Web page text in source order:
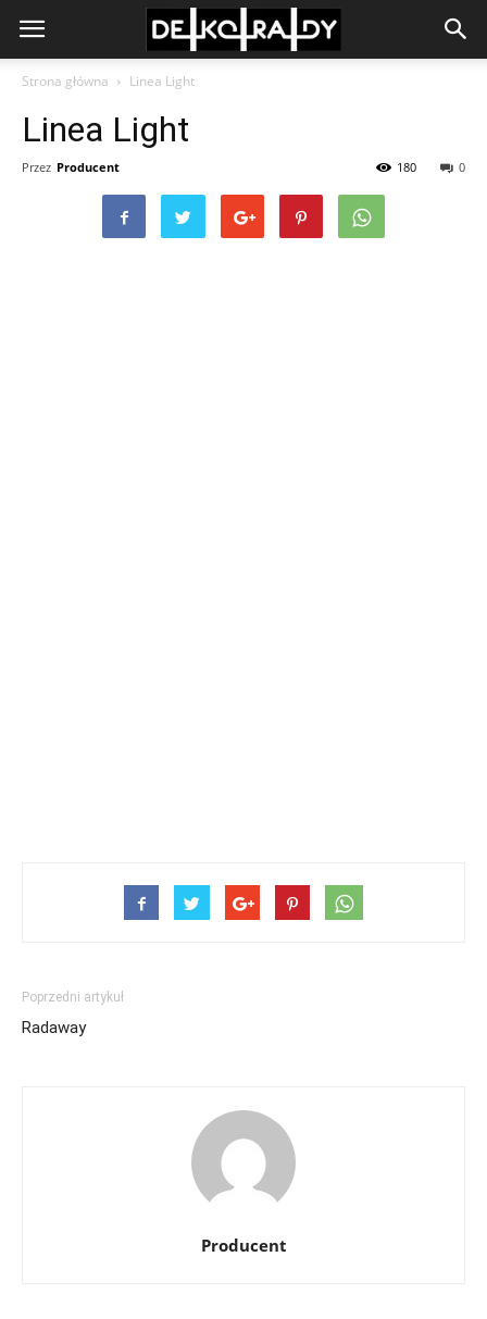
Strona główna Linea Light
Linea Light
Przez Producent 0
180
Poprzedni artykuł
Radaway
Producent